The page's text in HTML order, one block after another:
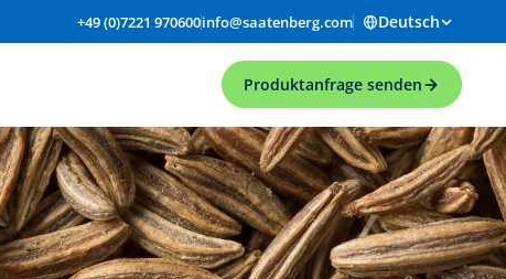
+49 (0)7221 970600info@saatenberg.com Deutsch
Produktanfrage senden